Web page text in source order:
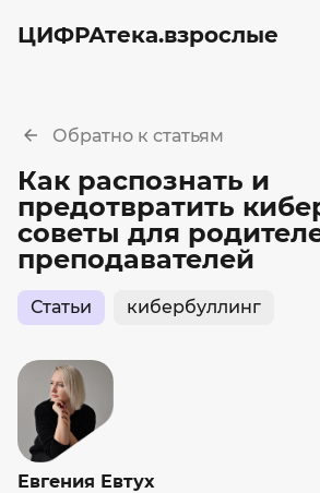
ЦИФРАтека.взрослые
Обратно к статьям
Как распознать и
предотвратить
советы для
преподавателей
Статьи кибербуллинг
Евгения Евтух